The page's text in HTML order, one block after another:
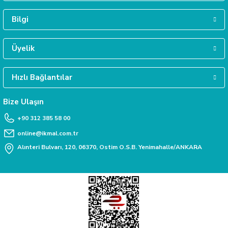
Bilgi
Üyelik
Hızlı Bağlantılar
Bize Ulaşın
+90 312 385 58 00
online@ikmal.com.tr
Alınteri Bulvarı, 120, 06370, Ostim O.S.B. Yenimahalle/ANKARA